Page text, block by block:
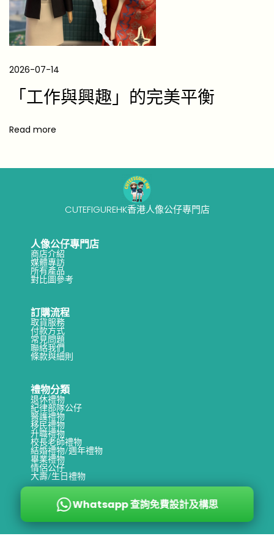
Whatsapp 查詢免費設計及構思
（
2
0
6
佈
2026-07-14
「工作與興趣」的完美平衡
Read more
CUTEFIGUREHK香港人像公仔專門店
人像公仔專門店
商店介紹
媒體專訪
所有產品
對比圖參考
訂購流程
取貨服務
付款方式
常見問題
聯絡我們
條款與細則
禮物分類
退休禮物
紀律部隊公仔
醫護禮物
移民禮物
升職禮物
校長老師禮物
結婚禮物/週年禮物
畢業禮物
情侶公仔
大壽/生日禮物